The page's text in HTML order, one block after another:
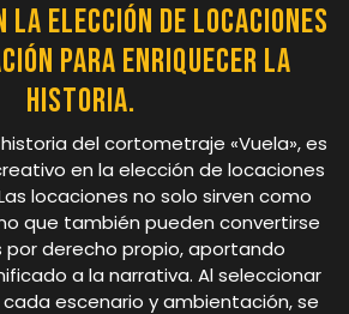
la elección de locaciones
para enriquecer la
historia.
del cortometraje «Vuela», es
en la elección de locaciones
locaciones no solo sirven como
que también pueden convertirse
por derecho propio, aportando
a la narrativa. Al seleccionar
escenario y ambientación, se